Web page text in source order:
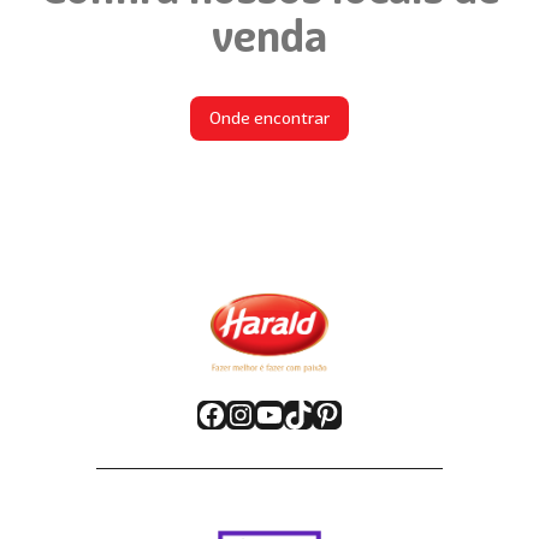
venda
Onde encontrar
Facebook
Instagram
YouTube
TikTok
Pinterest